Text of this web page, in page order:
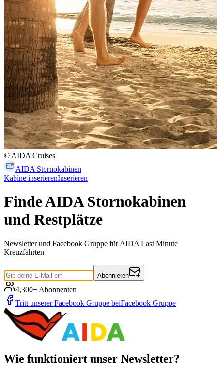
© AIDA Cruises
AIDA Stornokabinen
Kabine inserierenInserieren
Finde AIDA Stornokabinen
und Restplätze
Newsletter und Facebook Gruppe für AIDA Last Minute
Kreuzfahrten
Abonnieren
4,300+ Abonnenten
Tritt unserer Facebook Gruppe beiFacebook Gruppe
Wie funktioniert unser Newsletter?